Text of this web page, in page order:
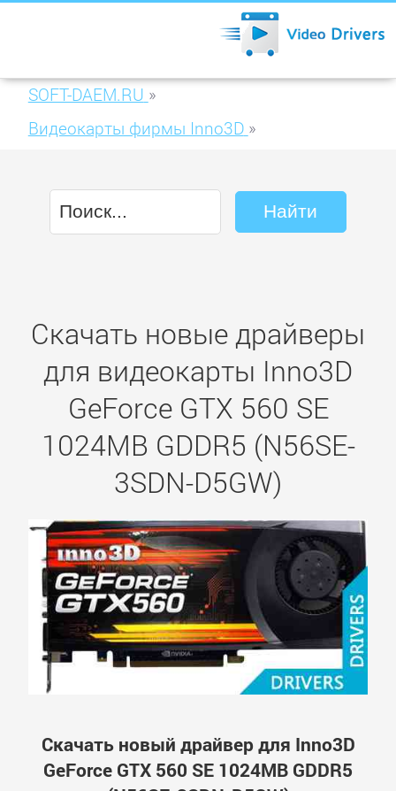
SOFT-DAEM.RU »
Видеокарты фирмы Inno3D »
GDDR5 (N56SE-3SDN-D5GW)
Скачать новые драйверы
для видеокарты Inno3D
GeForce GTX 560 SE
1024MB GDDR5 (N56SE-
3SDN-D5GW)
Скачать новый драйвер для Inno3D
GeForce GTX 560 SE 1024MB GDDR5